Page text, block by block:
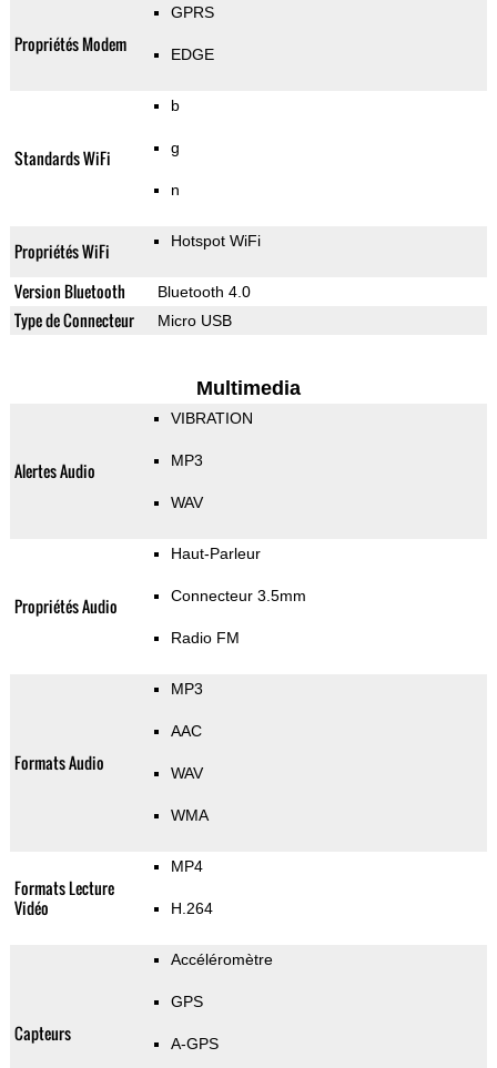
Propriétés Modem
GPRS
EDGE
Standards WiFi
b
g
n
Propriétés WiFi Hotspot WiFi
Version Bluetooth Bluetooth 4.0
Type de Connecteur Micro USB
Multimedia
Alertes Audio
VIBRATION
MP3
WAV
Propriétés Audio
Haut-Parleur
Connecteur 3.5mm
Radio FM
Formats Audio
MP3
AAC
WAV
WMA
Formats Lecture
Vidéo
MP4
H.264
Capteurs
Accéléromètre
GPS
A-GPS